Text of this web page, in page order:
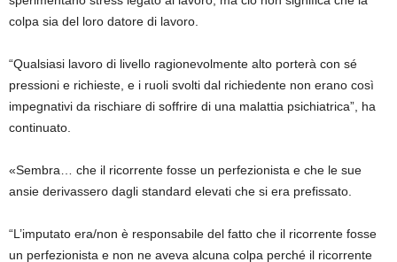
colpa sia del loro datore di lavoro.
“Qualsiasi lavoro di livello ragionevolmente alto porterà con sé
pressioni e richieste, e i ruoli svolti dal richiedente non erano così
impegnativi da rischiare di soffrire di una malattia psichiatrica”, ha
continuato.
«Sembra… che il ricorrente fosse un perfezionista e che le sue
ansie derivassero dagli standard elevati che si era prefissato.
“L’imputato era/non è responsabile del fatto che il ricorrente fosse
un perfezionista e non ne aveva alcuna colpa perché il ricorrente